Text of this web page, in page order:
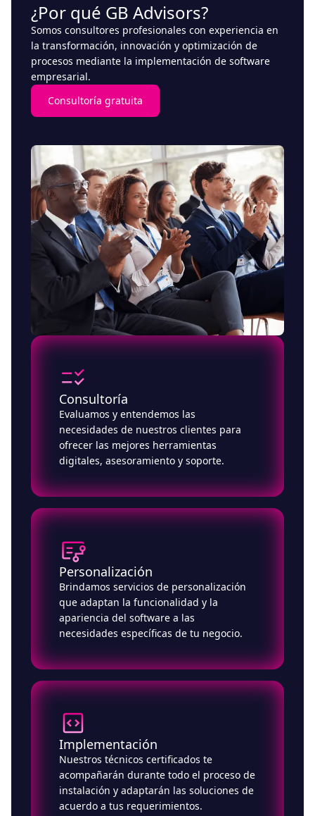
¿Por qué GB Advisors?
Somos consultores profesionales con experiencia en
la transformación, innovación y optimización de
procesos mediante la implementación de software
empresarial.
Consultoría gratuita
Consultoría
Evaluamos y entendemos las
necesidades de nuestros clientes para
ofrecer las mejores herramientas
digitales, asesoramiento y soporte.
Personalización
Brindamos servicios de personalización
que adaptan la funcionalidad y la
apariencia del software a las
necesidades específicas de tu negocio.
Implementación
Nuestros técnicos certificados te
acompañarán durante todo el proceso de
instalación y adaptarán las soluciones de
acuerdo a tus requerimientos.